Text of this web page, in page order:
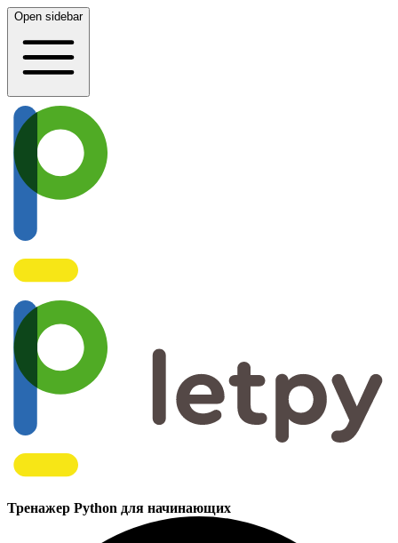
Open sidebar
Тренажер Python для начинающих